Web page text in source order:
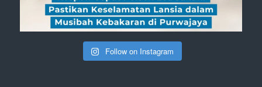
Follow on Instagram